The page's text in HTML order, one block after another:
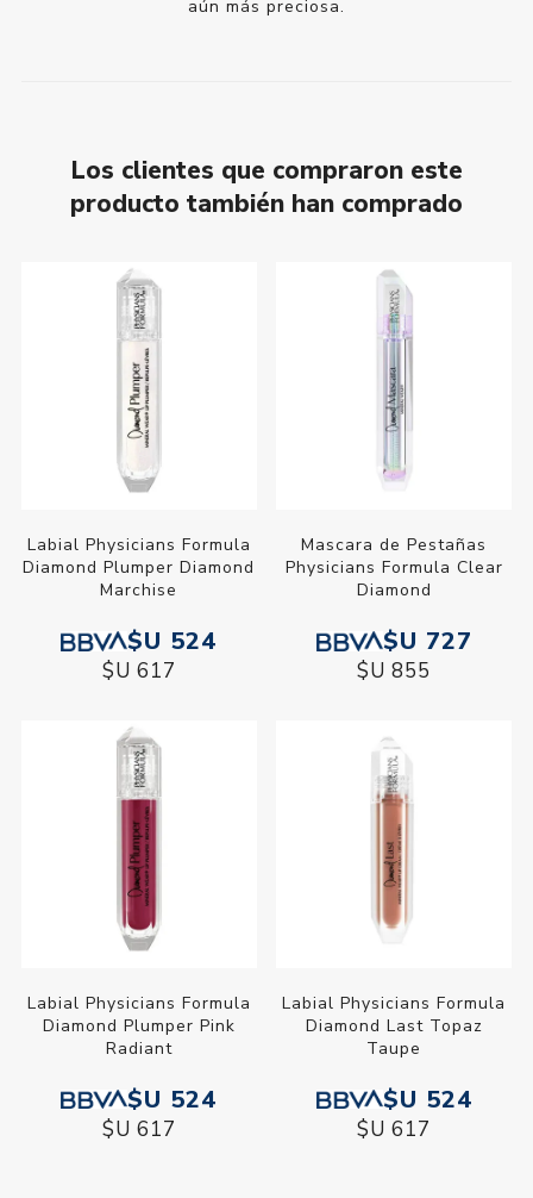
aún más preciosa.
Los clientes que compraron este
producto también han comprado
Labial Physicians Formula
Diamond Plumper Diamond
Marchise
$U 524
$U 617
Mascara de Pestañas
Physicians Formula Clear
Diamond
$U 727
$U 855
Labial Physicians Formula
Diamond Plumper Pink
Radiant
$U 524
$U 617
Labial Physicians Formula
Diamond Last Topaz
Taupe
$U 524
$U 617